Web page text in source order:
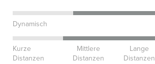
Dynamisch
Kurze
Distanzen
Mittlere
Distanzen
Lange
Distanzen